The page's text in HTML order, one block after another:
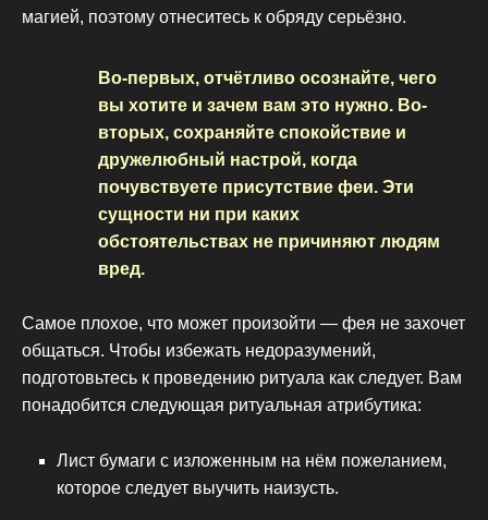
магией, поэтому отнеситесь к обряду серьёзно.
Во-первых, отчётливо осознайте, чего
вы хотите и зачем вам это нужно. Во-
вторых, сохраняйте спокойствие и
дружелюбный настрой, когда
почувствуете присутствие феи. Эти
сущности ни при каких
обстоятельствах не причиняют людям
вред.
Самое плохое, что может произойти — фея не захочет
общаться. Чтобы избежать недоразумений,
подготовьтесь к проведению ритуала как следует. Вам
понадобится следующая ритуальная атрибутика:
Лист бумаги с изложенным на нём пожеланием,
которое следует выучить наизусть.